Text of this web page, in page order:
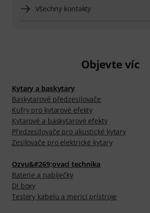
Všechny kontakty
Objevte víc
Kytary a baskytary
Baskytarové předzesilovače
Kufry pro kytarové efekty
Kytarové a baskytarové efekty
Předzesilovače pro akustické kytary
Zesilovače pro elektrické kytary
Ozvu&#269;ovací technika
Baterie a nabíječky
DI boxy
Testery kabelu a merící prístroje